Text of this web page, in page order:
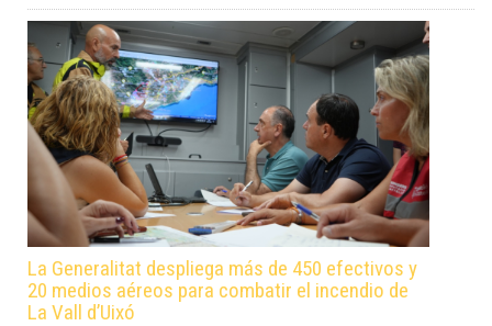
La Generalitat despliega más de 450 efectivos y
20 medios aéreos para combatir el incendio de
La Vall d’Uixó